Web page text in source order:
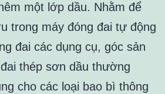
một lớp dầu. Nhằm để
trong máy đóng đai tự động
đai các dụng cụ, góc sản
thép sơn dầu thường
cho các loại bao bì thông